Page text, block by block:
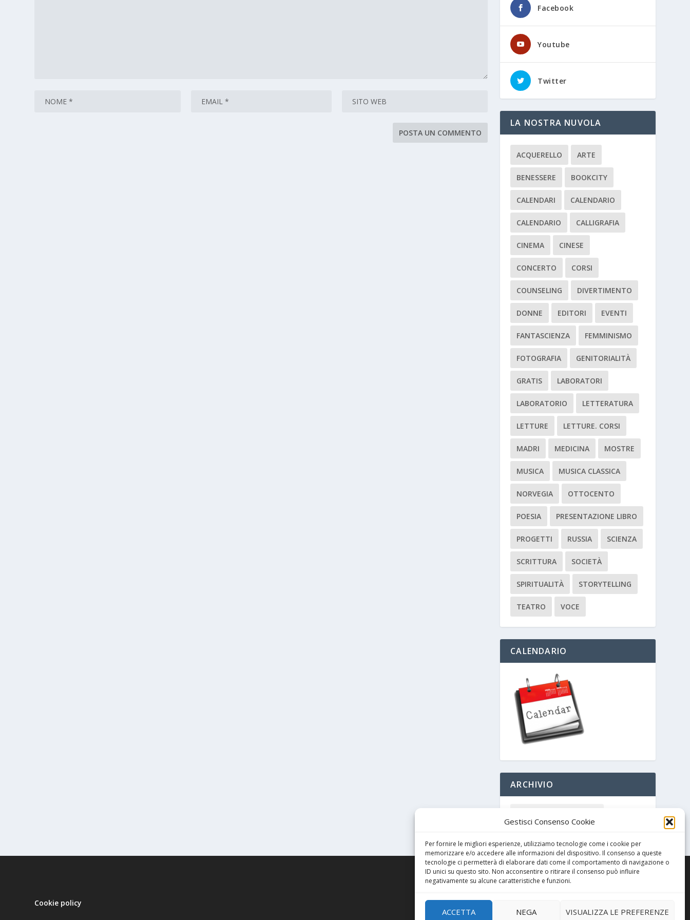
Gestisci Consenso Cookie
Per fornire le migliori esperienze, utilizziamo tecnologie come i cookie per
memorizzare e/o accedere alle informazioni del dispositivo. Il consenso a queste
tecnologie ci permetterà di elaborare dati come il comportamento di navigazione o
ID unici su questo sito. Non acconsentire o ritirare il consenso può influire
negativamente su alcune caratteristiche e funzioni.
ACCETTA NEGA VISUALIZZA LE PREFERENZE
Facebook
Youtube
Twitter
LA NOSTRA NUVOLA
ACQUERELLO ARTE
BENESSERE BOOKCITY
CALENDARI CALENDARIO
CALENDARIO CALLIGRAFIA
CINEMA CINESE
CONCERTO CORSI
COUNSELING DIVERTIMENTO
DONNE EDITORI EVENTI
FANTASCIENZA FEMMINISMO
FOTOGRAFIA GENITORIALITÀ
GRATIS LABORATORI
LABORATORIO LETTERATURA
LETTURE LETTURE. CORSI
MADRI MEDICINA MOSTRE
MUSICA MUSICA CLASSICA
NORVEGIA OTTOCENTO
POESIA PRESENTAZIONE LIBRO
PROGETTI RUSSIA SCIENZA
SCRITTURA SOCIETÀ
SPIRITUALITÀ STORYTELLING
TEATRO VOCE
CALENDARIO
ARCHIVIO
Cookie policy